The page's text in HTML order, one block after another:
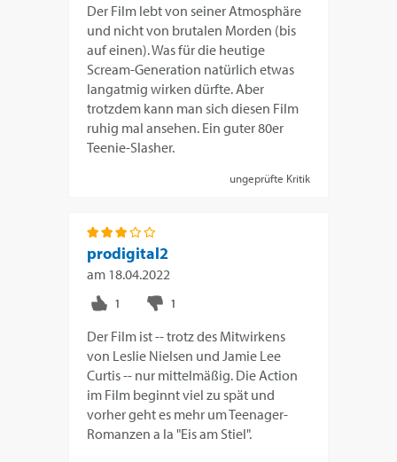
Der Film lebt von seiner Atmosphäre
und nicht von brutalen Morden (bis
auf einen). Was für die heutige
Scream-Generation natürlich etwas
langatmig wirken dürfte. Aber
trotzdem kann man sich diesen Film
ruhig mal ansehen. Ein guter 80er
Teenie-Slasher.
ungeprüfte Kritik
prodigital2
am 18.04.2022
Der Film ist -- trotz des Mitwirkens
von Leslie Nielsen und Jamie Lee
Curtis -- nur mittelmäßig. Die Action
im Film beginnt viel zu spät und
vorher geht es mehr um Teenager-
Romanzen a la "Eis am Stiel".